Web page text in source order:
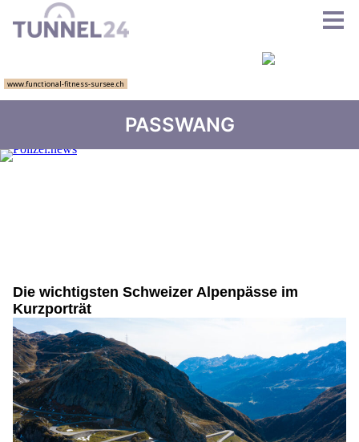
PASSWANG
Die wichtigsten Schweizer Alpenpässe im
Kurzporträt